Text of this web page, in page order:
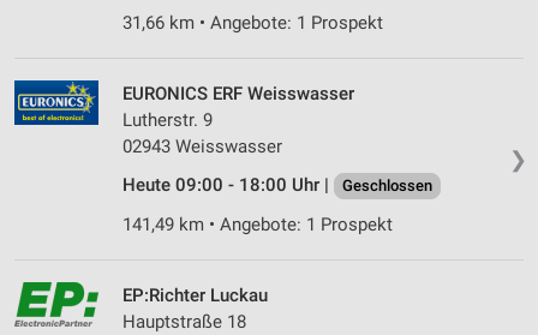
31,66 km • Angebote: 1 Prospekt
❯
EURONICS ERF Weisswasser
Lutherstr. 9
02943 Weisswasser
Heute 09:00 - 18:00 Uhr |
Geschlossen
141,49 km • Angebote: 1 Prospekt
EP:Richter Luckau
Hauptstraße 18
Erstellung von Profilen für personalisierte
Verwendung von Profilen zur Auswahl
personalisierter Werbung
Erstellung von Profilen zur Personalisierung
von Inhalten
Messung der Werbeleistung